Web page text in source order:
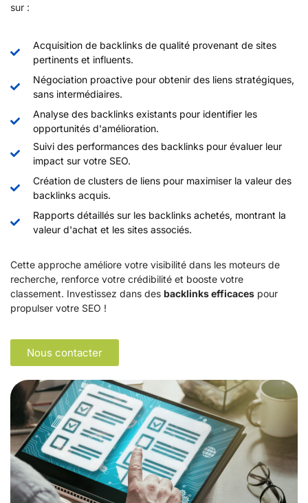
sur :
Acquisition de backlinks de qualité provenant de sites
pertinents et influents.
Négociation proactive pour obtenir des liens stratégiques,
sans intermédiaires.
Analyse des backlinks existants pour identifier les
opportunités d'amélioration.
Suivi des performances des backlinks pour évaluer leur
impact sur votre SEO.
Création de clusters de liens pour maximiser la valeur des
backlinks acquis.
Rapports détaillés sur les backlinks achetés, montrant la
valeur d'achat et les sites associés.
Cette approche améliore votre visibilité dans les moteurs de
recherche, renforce votre crédibilité et booste votre
classement. Investissez dans des backlinks efficaces pour
propulser votre SEO !
Nous contacter